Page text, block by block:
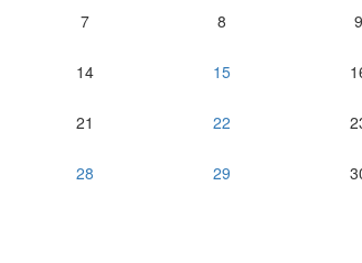
7 8 9
14 15
21 22
28 29